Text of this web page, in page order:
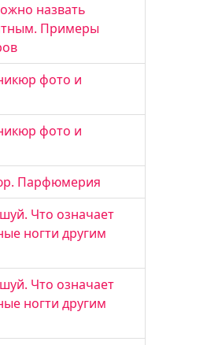
назвать
Примеры
фото и
фото и
Парфюмерия
Что означает
ногти другим
Что означает
ногти другим